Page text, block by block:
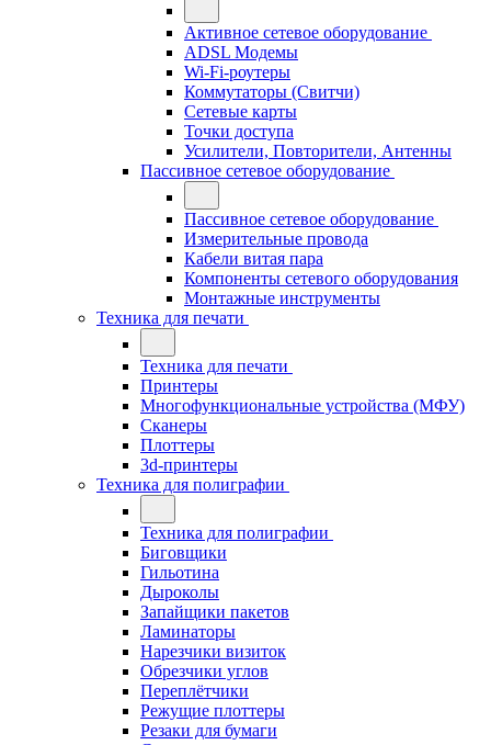
Активное сетевое оборудование
ADSL Модемы
Wi-Fi-роутеры
Коммутаторы (Свитчи)
Сетевые карты
Точки доступа
Усилители, Повторители, Антенны
Пассивное сетевое оборудование
Пассивное сетевое оборудование
Измерительные провода
Кабели витая пара
Компоненты сетевого оборудования
Монтажные инструменты
Техника для печати
Техника для печати
Принтеры
Многофункциональные устройства (МФУ)
Сканеры
Плоттеры
3d-принтеры
Техника для полиграфии
Техника для полиграфии
Биговщики
Гильотина
Дыроколы
Запайщики пакетов
Ламинаторы
Нарезчики визиток
Обрезчики углов
Переплётчики
Режущие плоттеры
Резаки для бумаги